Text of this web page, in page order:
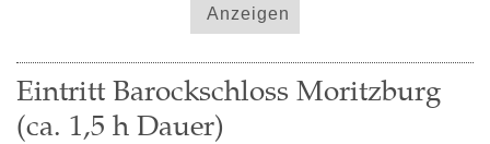
Anzeigen
Eintritt Barockschloss Moritzburg
(ca. 1,5 h Dauer)